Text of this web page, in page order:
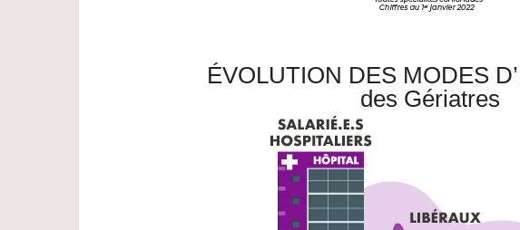
ÉVOLUTION DES MODES
des Gériatres